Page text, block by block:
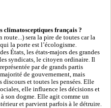
climatosceptiques français ?
sera la pire de toutes car la
la porte est l’écologisme.
États, les états-majors des grandes
syndicats, le citoyen ordinaire. Il
par de grands partis
de gouvernement, mais
discours et toutes les pensées. Elle
elle influence les décisions et
son dogme. Elle agit comme un
et parvient parfois à le détruire.